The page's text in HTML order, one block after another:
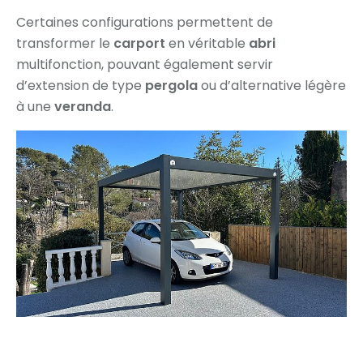
Certaines configurations permettent de
transformer le carport en véritable abri
multifonction, pouvant également servir
d’extension de type pergolaou d’alternative légère
à une veranda.